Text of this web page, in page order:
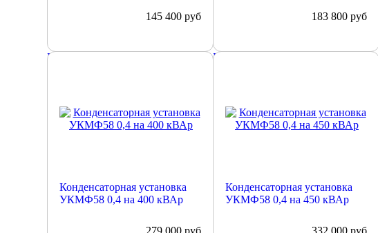
145 400 руб 183 800 руб
Конденсаторная установка
УКМФ58 0,4 на 400 кВАр
279 000 руб
Подробнее
Конденсаторная установка
УКМФ58 0,4 на 450 кВАр
332 000 руб
Подробнее